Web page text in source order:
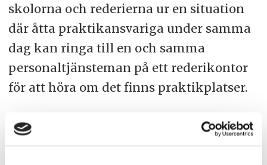
skolorna och rederierna ur en situation
där åtta praktikansvariga under samma
dag kan ringa till en och samma
personaltjänsteman på ett rederikontor
för att höra om det finns praktikplatser.
–Rederierna i Finland har på sina
medlemsfartyg kapacitet att ta emot